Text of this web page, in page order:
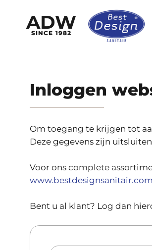
ADW
SINCE 1982
Inloggen
Om toegang te krijgen tot
Deze gegevens zijn
Voor ons complete
www.bestdesignsanitair.com
Bent u al klant? Log dan